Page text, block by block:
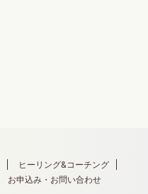
ヒーリング&コーチング
お申込み・お問い合わせ